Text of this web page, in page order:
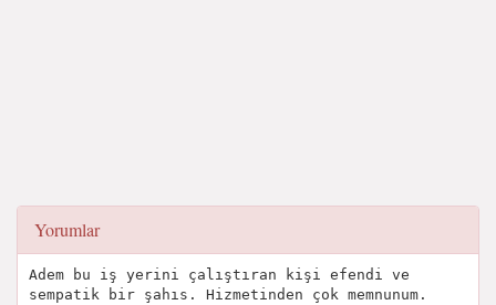
Yorumlar
Adem bu iş yerini çalıştıran kişi efendi ve
sempatik bir şahıs. Hizmetinden çok memnunum.